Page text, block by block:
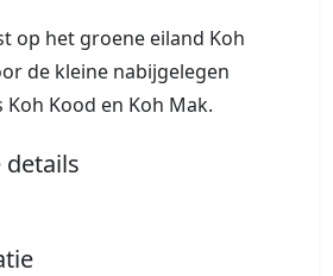
op het groene eiland Koh
de kleine nabijgelegen
Kood en Koh Mak.